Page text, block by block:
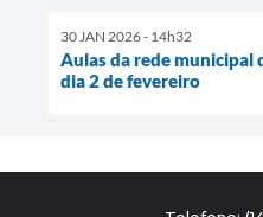
30 JAN 2026 - 14h32
Aulas da rede municipal
dia 2 de fevereiro